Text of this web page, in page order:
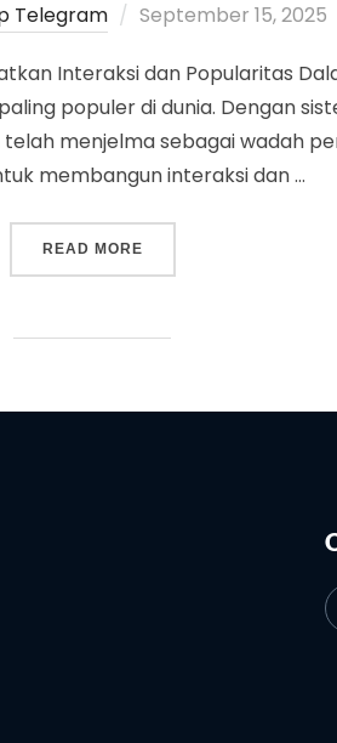
Telegram September 15, 2025
Interaksi dan Popularitas
populer di dunia. Dengan
menjelma sebagai wadah
membangun interaksi dan …
READ MORE